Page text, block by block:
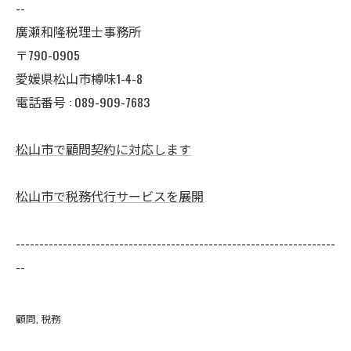
--
廣瀬和隆税理士事務所
〒790-0905
愛媛県松山市樽味1-4-8
電話番号 : 089-909-7683
松山市で顧問契約に対応します
松山市で税務代行サービスを展開
--------------------------------------------------------------------
--
顧問 税務